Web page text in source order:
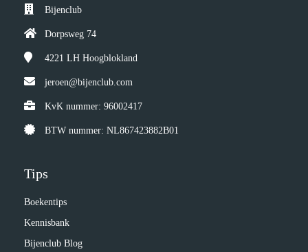
Bijenclub
Dorpsweg 74
4221 LH Hoogblokland
jeroen@bijenclub.com
KvK nummer: 96002417
BTW nummer: NL867423882B01
Tips
Boekentips
Kennisbank
Bijenclub Blog